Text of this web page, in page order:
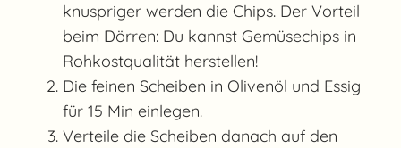
knuspriger werden die Chips. Der Vorteil
beim Dörren: Du kannst Gemüsechips in
Rohkostqualität herstellen!
Die feinen Scheiben in Olivenöl und Essig
für 15 Min einlegen.
Verteile die Scheiben danach auf den